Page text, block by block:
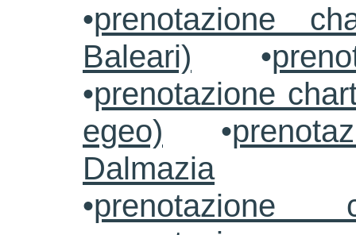
•prenotazione
Baleari) •
•prenotazione
egeo) •
Dalmazia
•prenotazione